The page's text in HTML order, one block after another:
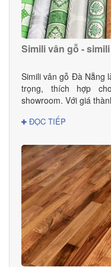
Simili vân gỗ -
Simili vân gỗ Đà Nẵng
trọng, thích hợp
showroom. Với giá
ĐỌC TIẾP